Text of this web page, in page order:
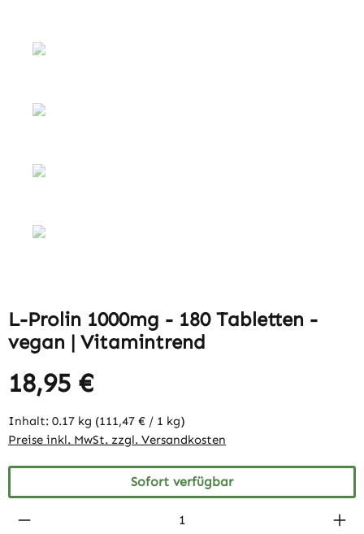
L-Prolin 1000mg - 180 Tabletten -
vegan | Vitamintrend
18,95 €
Inhalt: 0.17 kg (111,47 € / 1 kg)
Preise inkl. MwSt. zzgl. Versandkosten
Sofort verfügbar
Produkt Anzahl: Gib den gewünschten